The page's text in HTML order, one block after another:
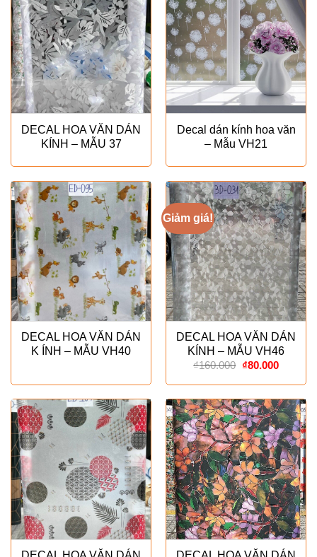
DECAL HOA VĂN DÁN
KÍNH – MẪU 37
Decal dán kính hoa văn
– Mẫu VH21
DECAL HOA VĂN DÁN
K ÍNH – MẪU VH40
Giảm giá!
DECAL HOA VĂN DÁN
KÍNH – MẪU VH46
₫160.000 Giá
là:
₫160.000.
₫80.000Giá
tại
là:
₫80.000.